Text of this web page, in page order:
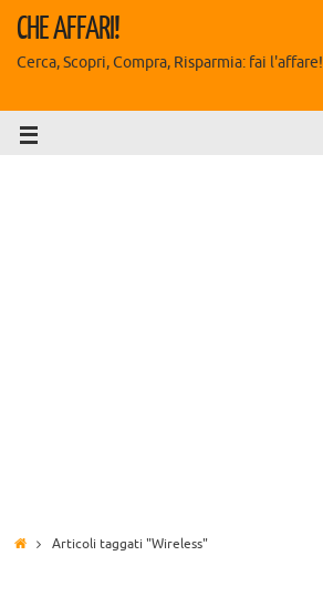
CHE AFFARI!
Cerca, Scopri, Compra, Risparmia: fai l'affare!
Articoli taggati "Wireless"